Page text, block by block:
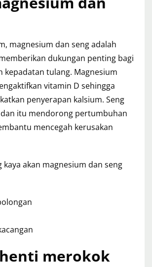
magnesium dan seng adalah
dukungan penting bagi
kepadatan tulang. Magnesium
vitamin D sehingga
penyerapan kalsium. Seng
itu mendorong pertumbuhan
mencegah kerusakan
kaya akan magnesium dan seng
merokok